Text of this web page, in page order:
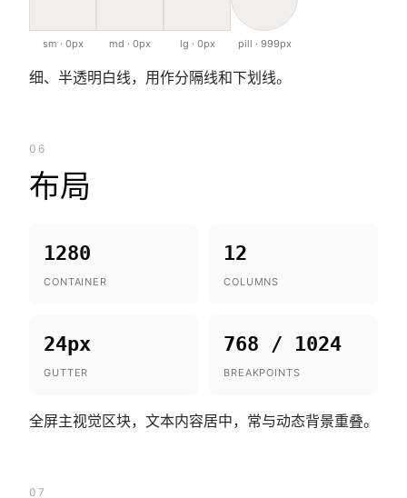
sm · 0px md · 0px lg · 0px pill · 999px
细、半透明白线，用作分隔线和下划线。
06
布局
1280
CONTAINER
12
COLUMNS
24px
GUTTER
768 / 1024
BREAKPOINTS
全屏主视觉区块，文本内容居中，常与动态背景重叠。
07